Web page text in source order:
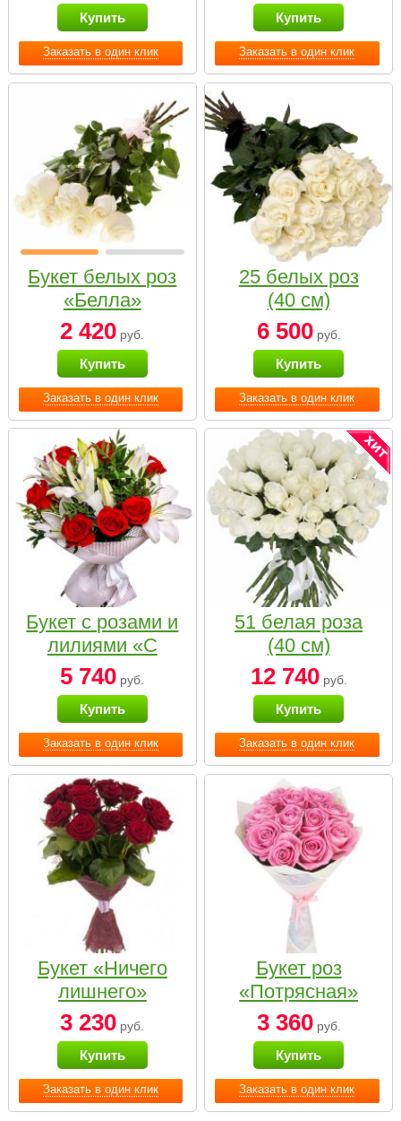
Заказать в один клик
Купить
Заказать в один клик
Купить
Заказать в один клик
Букет белых роз
«Белла»
2 420 руб.
Купить
Заказать в один клик
25 белых роз
(40 см)
6 500руб.
Купить
Заказать в один клик
Букет с розами и
лилиями «С
наилучшими
пожеланиями»
5 740 руб.
Купить
Заказать в один клик
51 белая роза
(40 см)
12 740руб.
Купить
Заказать в один клик
Букет «Ничего
лишнего»
3 230 руб.
Купить
Заказать в один клик
Букет роз
«Потрясная»
3 360руб.
Купить